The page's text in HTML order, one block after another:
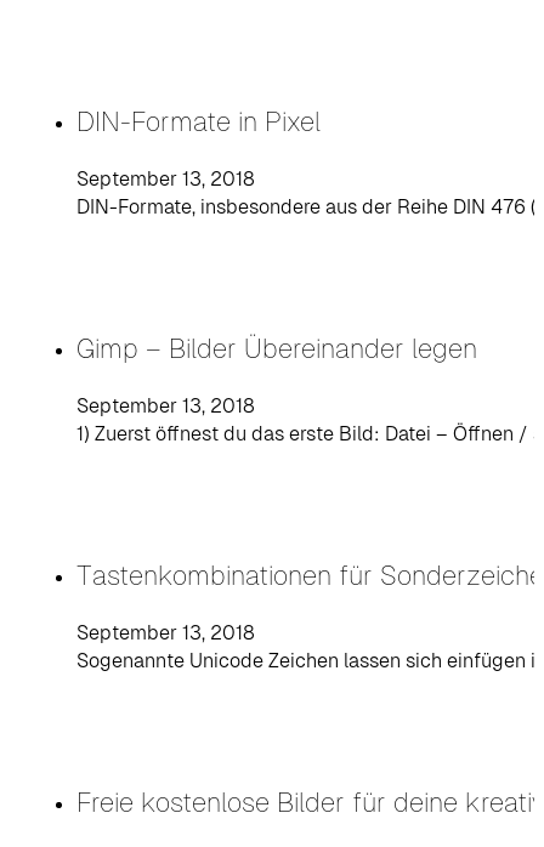
DIN-Formate in Pixel
September 13, 2018
DIN-Formate, insbesondere aus der Reihe DIN
Gimp – Bilder Übereinander legen
September 13, 2018
1) Zuerst öffnest du das erste Bild: Datei – Öffnen /
Tastenkombinationen für
September 13, 2018
Sogenannte Unicode Zeichen lassen sich einfügen
Freie kostenlose Bilder für deine